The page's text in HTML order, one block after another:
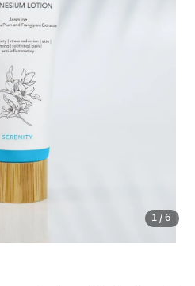
1/6